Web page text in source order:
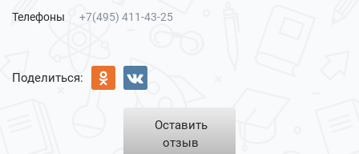
Телефоны
+7(495) 411-43-25
Поделиться:
Оставить
отзыв